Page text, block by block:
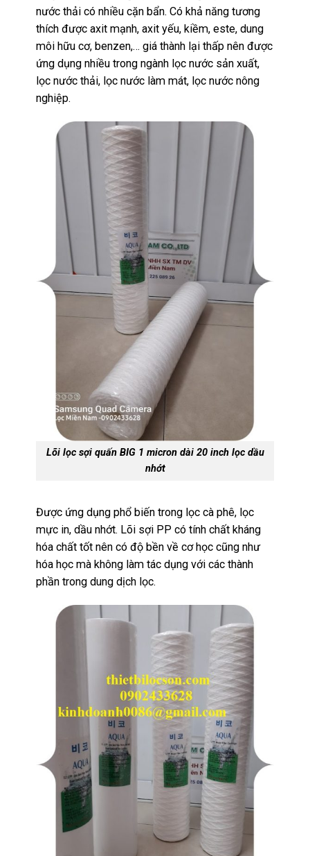
nước thải có nhiều cặn bẩn. Có khả năng tương
thích được axit mạnh, axit yếu, kiềm, este, dung
môi hữu cơ, benzen,… giá thành lại thấp nên được
ứng dụng nhiều trong ngành lọc nước sản xuất,
lọc nước thải, lọc nước làm mát, lọc nước nông
nghiệp.
Lõi lọc sợi quấn BIG 1 micron dài 20 inch lọc dầu
nhớt
Được ứng dụng phổ biến trong lọc cà phê, lọc
mực in, dầu nhớt. Lõi sợi PP có tính chất kháng
hóa chất tốt nên có độ bền về cơ học cũng như
hóa học mà không làm tác dụng với các thành
phần trong dung dịch lọc.